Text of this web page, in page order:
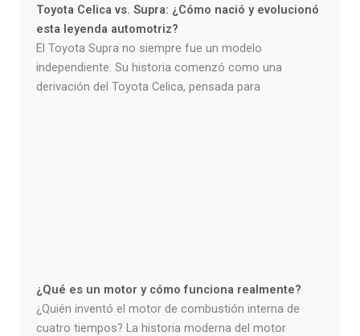
Toyota Celica vs. Supra: ¿Cómo nació y evolucionó
esta leyenda automotriz?
El Toyota Supra no siempre fue un modelo
independiente. Su historia comenzó como una
derivación del Toyota Celica, pensada para
¿Qué es un motor y cómo funciona realmente?
¿Quién inventó el motor de combustión interna de
cuatro tiempos? La historia moderna del motor